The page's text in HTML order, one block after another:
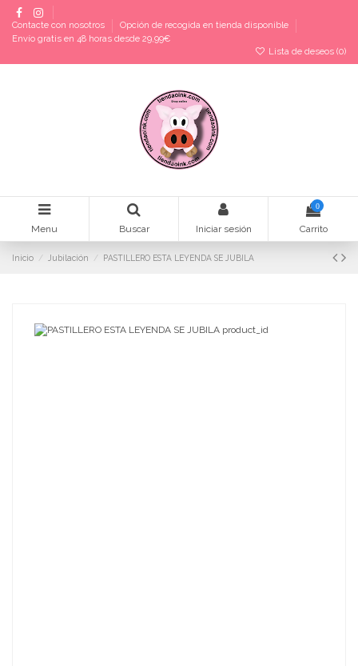
Contacte con nosotros
Opción de recogida en tienda disponible
Envío gratis en 48 horas desde 29,99€
Lista de deseos (0)
Menu Buscar Iniciar sesión
0
Carrito
Inicio Jubilación PASTILLERO ESTA LEYENDA SE JUBILA